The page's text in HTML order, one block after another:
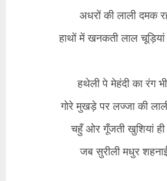
अधरों की लाली दमक
हाथों में खनकती लाल
​हथेली पे मेहंदी का रंग
गोरे मुखड़े पर लज्जा की
चहुँ ओर गूँजती खुशियां ही
जब सुरीली मधुर